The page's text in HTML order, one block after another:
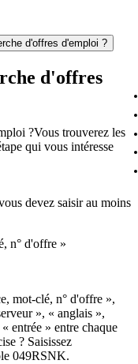
d'offres d'emploi ?
d'offres
?Vous trouverez les
qui vous intéresse
devez saisir au moins
n° d'offre »
mot-clé, n° d'offre »,
», « anglais »,
entrée » entre chaque
? Saisissez
049RSNK.